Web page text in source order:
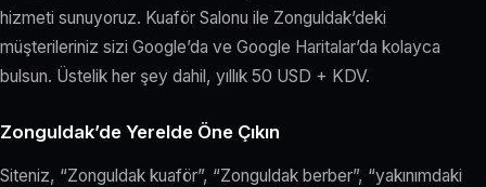
hizmeti sunuyoruz. Kuaför Salonu ile Zonguldak’deki
müşterileriniz sizi Google’da ve Google Haritalar’da kolayca
bulsun. Üstelik her şey dahil, yıllık 50 USD + KDV.
Zonguldak’de Yerelde Öne Çıkın
Siteniz, “Zonguldak kuaför”, “Zonguldak berber”, “yakınımdaki